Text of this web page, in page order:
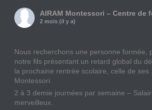
AIRAM Montessori – Centre de
2 mois (il y a)
Nous recherchons une personne formée,
notre fils présentant un retard global du
la prochaine rentrée scolaire, celle de ses
Montessori.
2 à 3 demie journées par semaine –
merveilleux.